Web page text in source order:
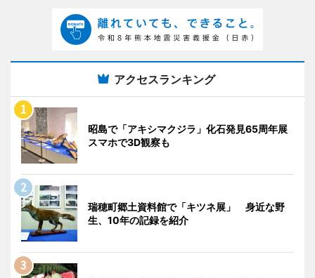
アクセスランキング
昭島で「アキシマクジラ」化石発見65周年展
スマホで3D観察も
瑞穂町郷土資料館で「キツネ展」 身近な野
生、10年の記録を紹介